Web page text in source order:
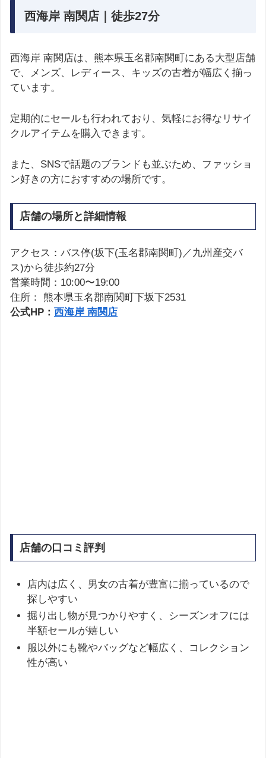
西海岸 南関店｜徒歩27分
西海岸 南関店は、熊本県玉名郡南関町にある大型店舗
で、メンズ、レディース、キッズの古着が幅広く揃っ
ています。
定期的にセールも行われており、気軽にお得なリサイ
クルアイテムを購入できます。
また、SNSで話題のブランドも並ぶため、ファッショ
ン好きの方におすすめの場所です。
店舗の場所と詳細情報
アクセス：バス停(坂下(玉名郡南関町)／九州産交バ
ス)から徒歩約27分
営業時間：10:00〜19:00
住所： 熊本県玉名郡南関町下坂下2531
公式HP： 西海岸 南関店
店舗の口コミ評判
店内は広く、男女の古着が豊富に揃っているので
探しやすい
掘り出し物が見つかりやすく、シーズンオフには
半額セールが嬉しい
服以外にも靴やバッグなど幅広く、コレクション
性が高い